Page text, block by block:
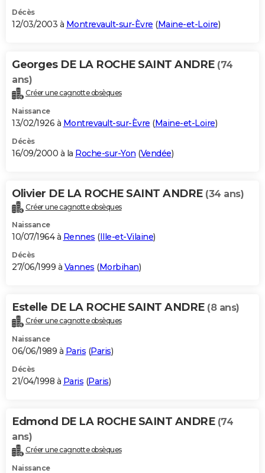
Décès
12/03/2003 à Montrevault-sur-Èvre (Maine-et-Loire)
Georges DE LA ROCHE SAINT ANDRE (74
ans)
Créer une cagnotte obsèques
Naissance
13/02/1926 à Montrevault-sur-Èvre (Maine-et-Loire)
Décès
16/09/2000 à la Roche-sur-Yon (Vendée)
Olivier DE LA ROCHE SAINT ANDRE (34 ans)
Créer une cagnotte obsèques
Naissance
10/07/1964 à Rennes (Ille-et-Vilaine)
Décès
27/06/1999 à Vannes (Morbihan)
Estelle DE LA ROCHE SAINT ANDRE (8 ans)
Créer une cagnotte obsèques
Naissance
06/06/1989 à Paris (Paris)
Décès
21/04/1998 à Paris (Paris)
Edmond DE LA ROCHE SAINT ANDRE (74
ans)
Créer une cagnotte obsèques
Naissance